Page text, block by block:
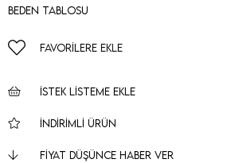
Beden Tablosu
FAVORILERE EKLE
İSTEK LISTEME EKLE
İNDIRIMLI ÜRÜN
FIYAT DÜŞÜNCE HABER VER